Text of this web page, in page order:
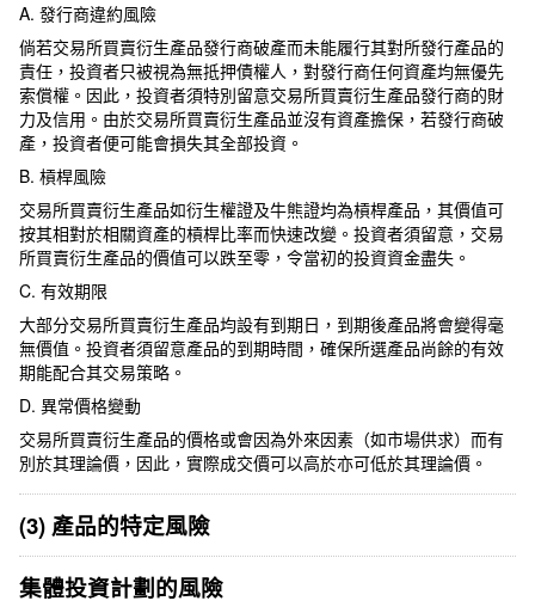
A. 發行商違約風險
倘若交易所買賣衍生產品發行商破產而未能履行其對所發行產品的
責任，投資者只被視為無抵押債權人，對發行商任何資產均無優先
索償權。因此，投資者須特別留意交易所買賣衍生產品發行商的財
力及信用。由於交易所買賣衍生產品並沒有資產擔保，若發行商破
產，投資者便可能會損失其全部投資。
B. 槓桿風險
交易所買賣衍生產品如衍生權證及牛熊證均為槓桿產品，其價值可
按其相對於相關資產的槓桿比率而快速改變。投資者須留意，交易
所買賣衍生產品的價值可以跌至零，令當初的投資資金盡失。
C. 有效期限
大部分交易所買賣衍生產品均設有到期日，到期後產品將會變得毫
無價值。投資者須留意產品的到期時間，確保所選產品尚餘的有效
期能配合其交易策略。
D. 異常價格變動
交易所買賣衍生產品的價格或會因為外來因素（如市場供求）而有
別於其理論價，因此，實際成交價可以高於亦可低於其理論價。
(3) 產品的特定風險
集體投資計劃的風險